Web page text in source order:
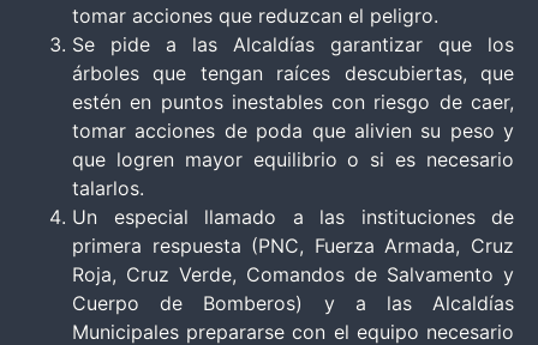
tomar acciones que reduzcan el peligro.
Se pide a las Alcaldías garantizar que los
árboles que tengan raíces descubiertas, que
estén en puntos inestables con riesgo de caer,
tomar acciones de poda que alivien su peso y
que logren mayor equilibrio o si es necesario
talarlos.
Un especial llamado a las instituciones de
primera respuesta (PNC, Fuerza Armada, Cruz
Roja, Cruz Verde, Comandos de Salvamento y
Cuerpo de Bomberos) y a las Alcaldías
Municipales prepararse con el equipo necesario